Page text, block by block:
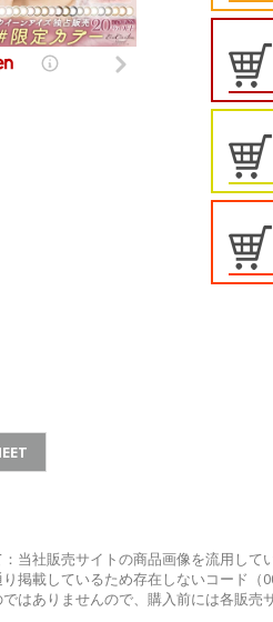
当社販売サイトの商品画像を流用し
掲載しているため存在しないコード
はありませんので、購入前には各販売